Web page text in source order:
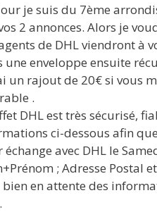
je suis du 7ème
2 annonces. Alors je
de DHL viendront à
une enveloppe ensuite
un rajout de 20€ si vous
.
DHL est très sécurisé,
ci-dessous afin
échange avec DHL le
; Adresse Postal
bien en attente des